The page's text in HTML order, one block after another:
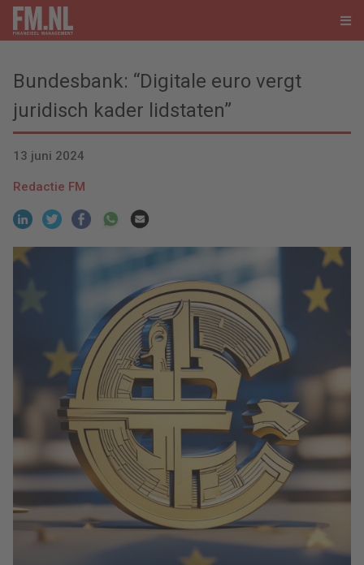
Bundesbank: “Digitale euro vergt
juridisch kader lidstaten”
13 juni 2024
Redactie FM